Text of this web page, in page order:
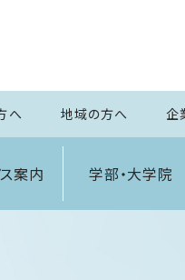
へ 地域の方へ 企
案内 学部・大学院